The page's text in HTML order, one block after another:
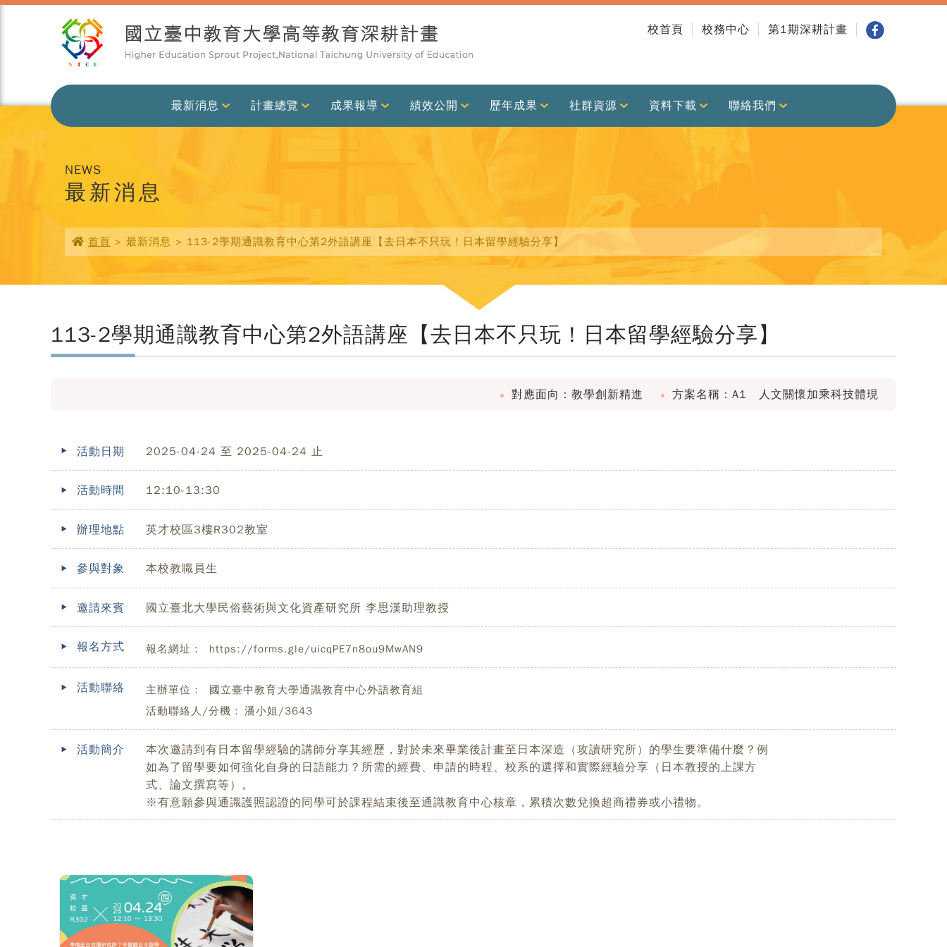
校首頁 校務中心 第1期深耕計畫
最新消息 計畫總覽 成果報導 績效公開 歷年成果 社群資源 資料下載 聯絡我們
NEWS
最新消息
首頁 > 最新消息 > 113-2學期通識教育中心第2外語講座【去日本不只玩！日本留學經驗分享】
113-2學期通識教育中心第2外語講座【去日本不只玩！日本留學經驗分享】
對應面向：教學創新精進 方案名稱：A1 人文關懷加乘科技體現
活動日期 2025-04-24 至 2025-04-24 止
活動時間 12:10-13:30
辦理地點 英才校區3樓R302教室
參與對象 本校教職員生
邀請來賓 國立臺北大學民俗藝術與文化資產研究所 李思漢助理教授
報名方式 報名網址： https://forms.gle/uicqPE7n8ou9MwAN9
活動聯絡 主辦單位：
國立臺中教育大學通識教育中心外語教育組
活動聯絡人/分機： 潘小姐/3643
活動簡介
本次邀請到有日本留學經驗的講師分享其經歷，對於未來畢業後計畫至日本深造（攻讀研究所）的學生要準備什麼？例
如為了留學要如何強化自身的日語能力？所需的經費、申請的時程、校系的選擇和實際經驗分享（日本教授的上課方
式、論文撰寫等）。
※有意願參與通識護照認證的同學可於課程結束後至通識教育中心核章，累積次數兌換超商禮券或小禮物。